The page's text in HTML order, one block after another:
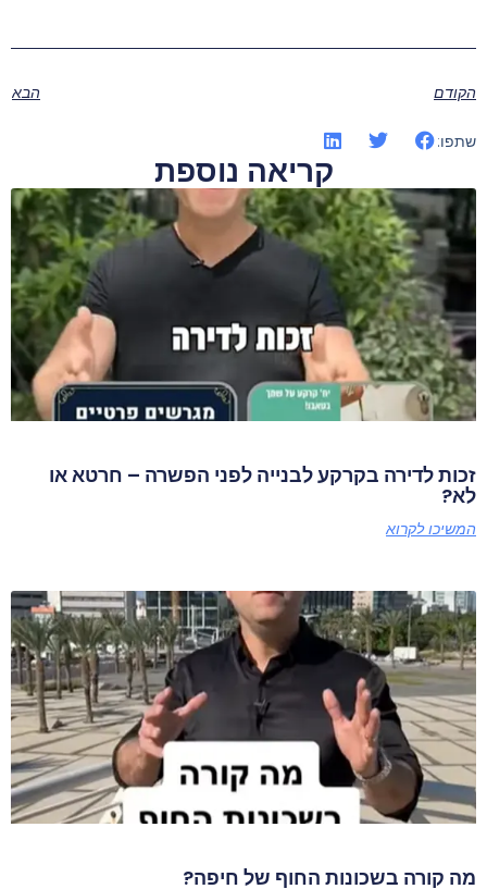
הקודם הבא
שתפו:
קריאה נוספת
זכות לדירה בקרקע לבנייה לפני הפשרה – חרטא או
לא?
המשיכו לקרוא
מה קורה בשכונות החוף של חיפה?